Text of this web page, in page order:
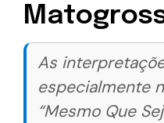
As
especialmente
“Mesmo Que